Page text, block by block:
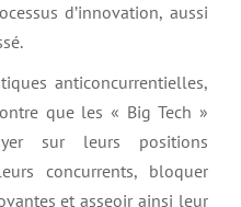
d’innovation, aussi
anticoncurrentielles,
que les « Big Tech »
sur leurs positions
concurrents, bloquer
et asseoir ainsi leur